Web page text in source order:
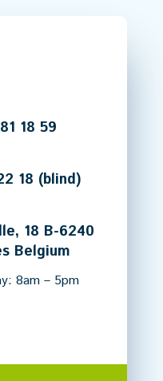
18 59
18 (blind)
18 B-6240
Belgium
8am – 5pm